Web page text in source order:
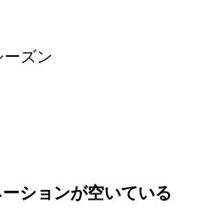
ーズン
ションが空いている